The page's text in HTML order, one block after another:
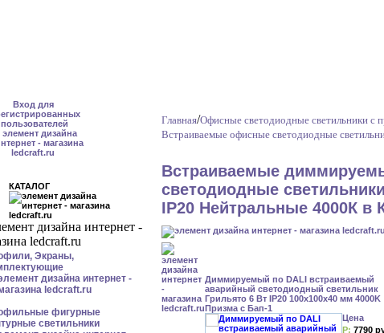
Вход для
КАТАЛОГ
Экраны,
фигурные
светильники
Главная/Офисные светодиодные светильники с
Встраиваемые офисные светодиодные
Встраиваемые
светодиодные
IP20 Нейтральные 4000К в
Диммируемый по DALI встраиваемый
аварийный светодиодный светильник
Грильято 6 Вт IP20 100x100x40 мм 4000K
Призма с Бап-1
Цена
Р: 7790